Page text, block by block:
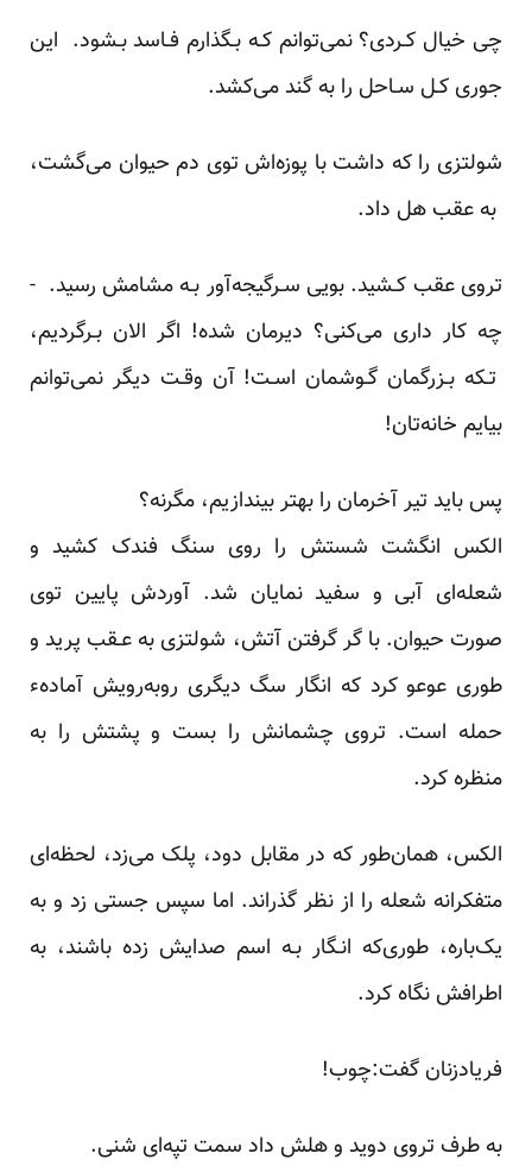
چی خیال کـردی؟ نمی‌توانم کـه بـگذارم فـاسد بـشود. این
جوری کـل سـاحل را به گند می‌کشد.
شولتزی را که داشت با‌ پوزه‌اش‌ توی دم حیوان می‌گشت،
به عقب هل داد.
تروی عقب کـشید. بویی سـرگیجه‌آور بـه مشامش رسید. -
چه کار داری می‌کنی؟ دیرمان شده! اگر الان بـرگردیم،
تـکه بـزرگمان گـوشمان اسـت! آن وقـت دیگر نمی‌توانم
بیایم‌ خانه‌تان!
پس باید‌ تیر آخرمان را بهتر بیندازیم، مگرنه؟
الکس انگشت شستش را روی سنگ فندک کشید و
شعله‌ای آبی و سفید نمایان شد. آوردش پایین توی
صورت حیوان. با گر گرفتن آتش، شولتزی به‌ عـقب‌ پرید‌ و
طوری عوعو کرد که انگار سگ دیگری روبه‌رویش آمادهء
حمله است. تروی چشمانش را بست و پشتش ‌‌را‌ به
منظره کرد.
الکس، همان‌طور که در مقابل دود، پلک می‌زد، لحظه‌ای
متفکرانه شعله را از‌ نظر‌ گذراند. اما‌ سپس جستی زد و به
یک‌باره، طوری‌که انـگار بـه اسم صدایش زده باشند، به
اطرافش نگاه کرد.
فریادزنان گفت:چوب!
به طرف تروی دوید و هلش داد سمت تپه‌ای شنی.